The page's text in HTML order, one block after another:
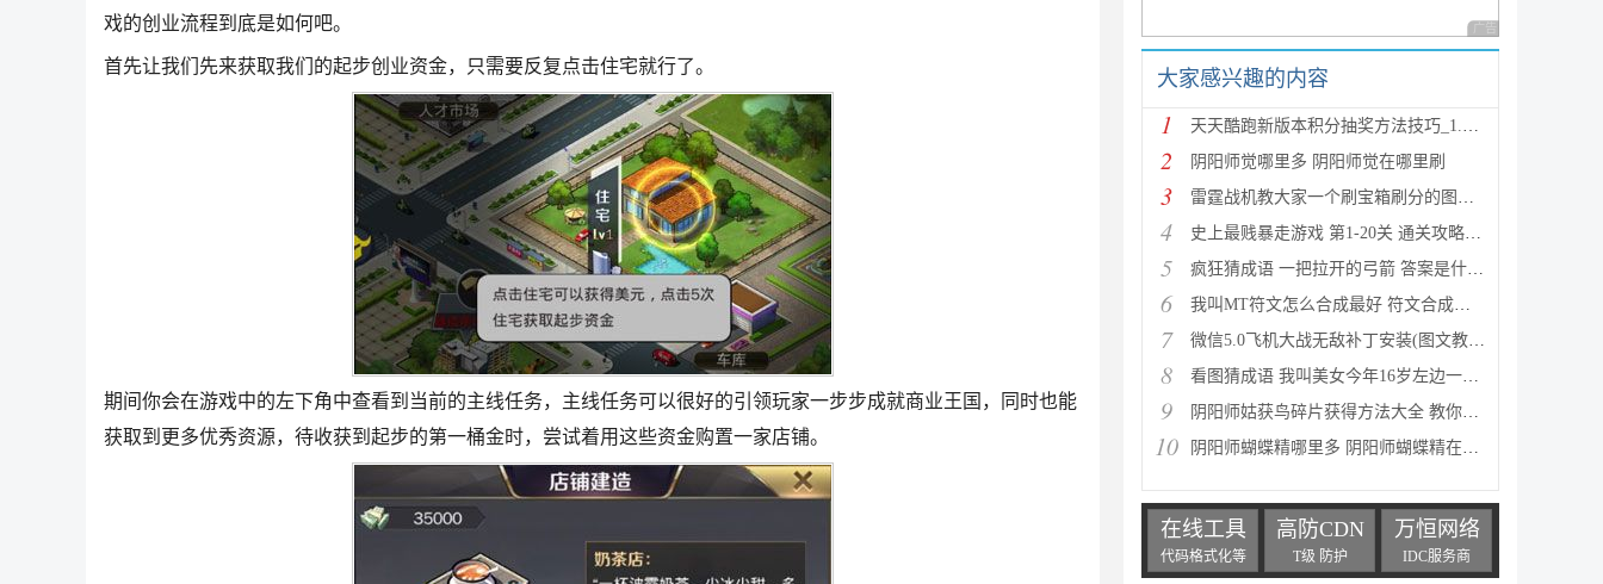
戏的创业流程到底是如何吧。
首先让我们先来获取我们的起步创业资金，只需要反复点击住宅就行了。
期间你会在游戏中的左下角中查看到当前的主线任务，主线任务可以很好的引领玩家一步步成就商业王国，同时也能
获取到更多优秀资源，待收获到起步的第一桶金时，尝试着用这些资金购置一家店铺。
广告 商业广告，理性
大家感兴趣的内容
1 天天酷跑新版本积分抽奖方法技巧_1.0.8.0版新人物新坐
2 阴阳师觉哪里多 阴阳师觉在哪里刷
3 雷霆战机教大家一个刷宝箱刷分的图文教程
4 史上最贱暴走游戏 第1-20关 通关攻略(图文详解)
5 疯狂猜成语 一把拉开的弓箭 答案是什么成语
6 我叫MT符文怎么合成最好 符文合成攻略推荐
7 微信5.0飞机大战无敌补丁安装(图文教程) 高分攻略
8 看图猜成语 我叫美女今年16岁左边一个女人 答案是什么
9 阴阳师姑获鸟碎片获得方法大全 教你如何快速获得姑获
10 阴阳师蝴蝶精哪里多 阴阳师蝴蝶精在哪里刷
在线工具
代码格式化等
高防CDN
T级 防护
万恒网络
IDC服务商